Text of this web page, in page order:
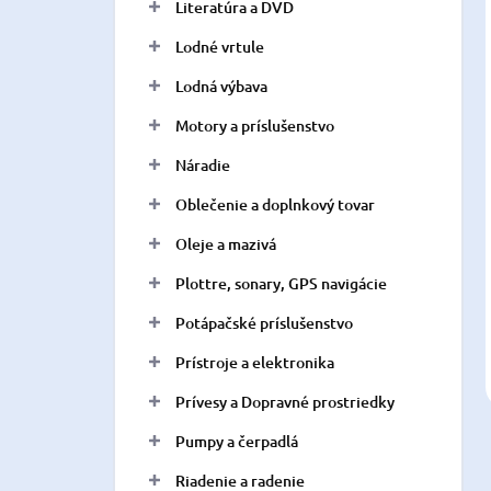
Literatúra a DVD
Lodné vrtule
Lodná výbava
Motory a príslušenstvo
Náradie
Oblečenie a doplnkový tovar
Oleje a mazivá
Plottre, sonary, GPS navigácie
Potápačské príslušenstvo
Prístroje a elektronika
Prívesy a Dopravné prostriedky
Pumpy a čerpadlá
Riadenie a radenie